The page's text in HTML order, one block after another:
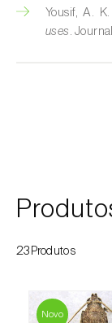
Couve (
Dracena (
Endívia (
Espargo (
Yousif, A. K.
uses .
23Produtos
Novo